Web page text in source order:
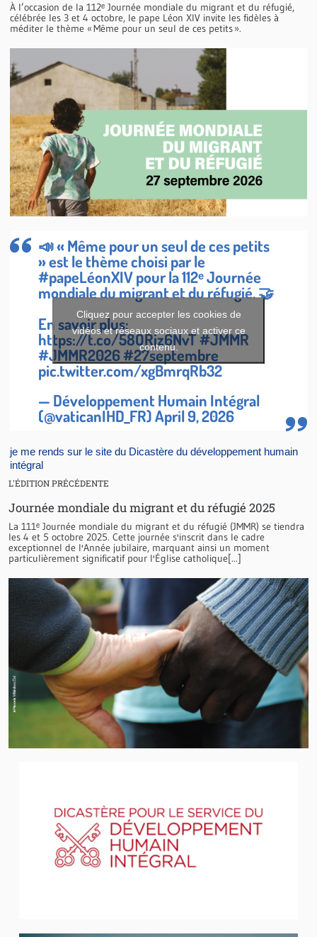
À l’occasion de la 112ᵉ Journée mondiale du migrant et du réfugié,
célébrée les 3 et 4 octobre, le pape Léon XIV invite les fidèles à
méditer le thème « Même pour un seul de ces petits ».
📣 « Même pour un seul de ces petits
» est le thème choisi par le
#papeLéonXIVpour la 112ᵉ Journée
mondiale du migrant et du réfugié. 🤝
En savoir plus:
https://t.co/58ORjz6NvT#JMMR
#JMMR2026#27septembre
pic.twitter.com/xgBmrqRb32
— Développement Humain Intégral
(@vaticanIHD_FR)April 9, 2026
Cliquez pour accepter les cookies de
vidéos et réseaux sociaux et activer ce
contenu.
je me rends sur le site du Dicastère du développement humain
intégral
L'ÉDITION PRÉCÉDENTE
Journée mondiale du migrant et du réfugié 2025
La 111ᵉ Journée mondiale du migrant et du réfugié (JMMR) se tiendra
les 4 et 5 octobre 2025. Cette journée s'inscrit dans le cadre
exceptionnel de l'Année jubilaire, marquant ainsi un moment
particulièrement significatif pour l'Église catholique[...]